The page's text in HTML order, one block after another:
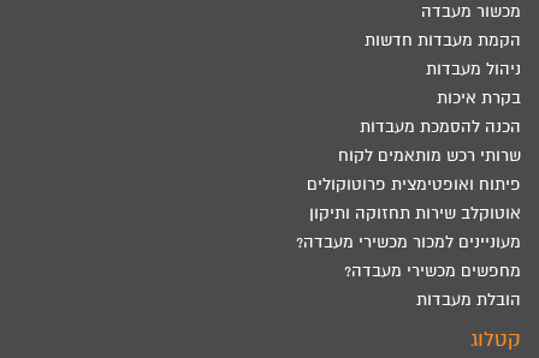
מכשור מעבדה
הקמת מעבדות חדשות
ניהול מעבדות
בקרת איכות
הכנה להסמכת מעבדות
שרותי רכש מותאמים לקוח
פיתוח ואופטימצית פרוטוקולים
אוטוקלב שירות תחזוקה ותיקון
מעוניינים למכור מכשירי מעבדה?
מחפשים מכשירי מעבדה?
הובלת מעבדות
קטלוג